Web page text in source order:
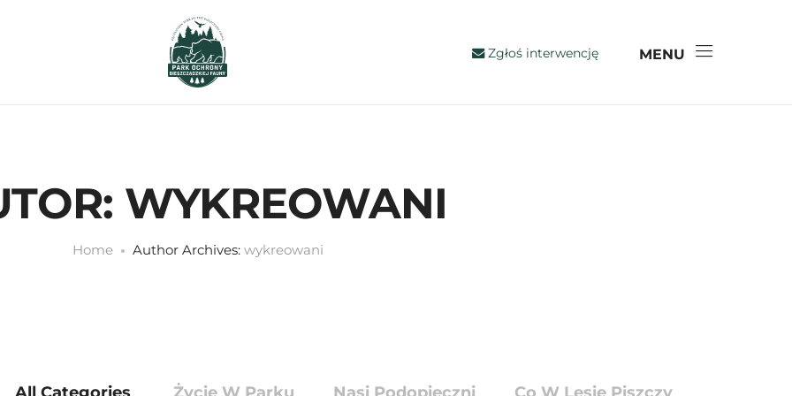
Zgłoś interwencję MENU
WYKREOWANI
Home Author Archives: wykreowani